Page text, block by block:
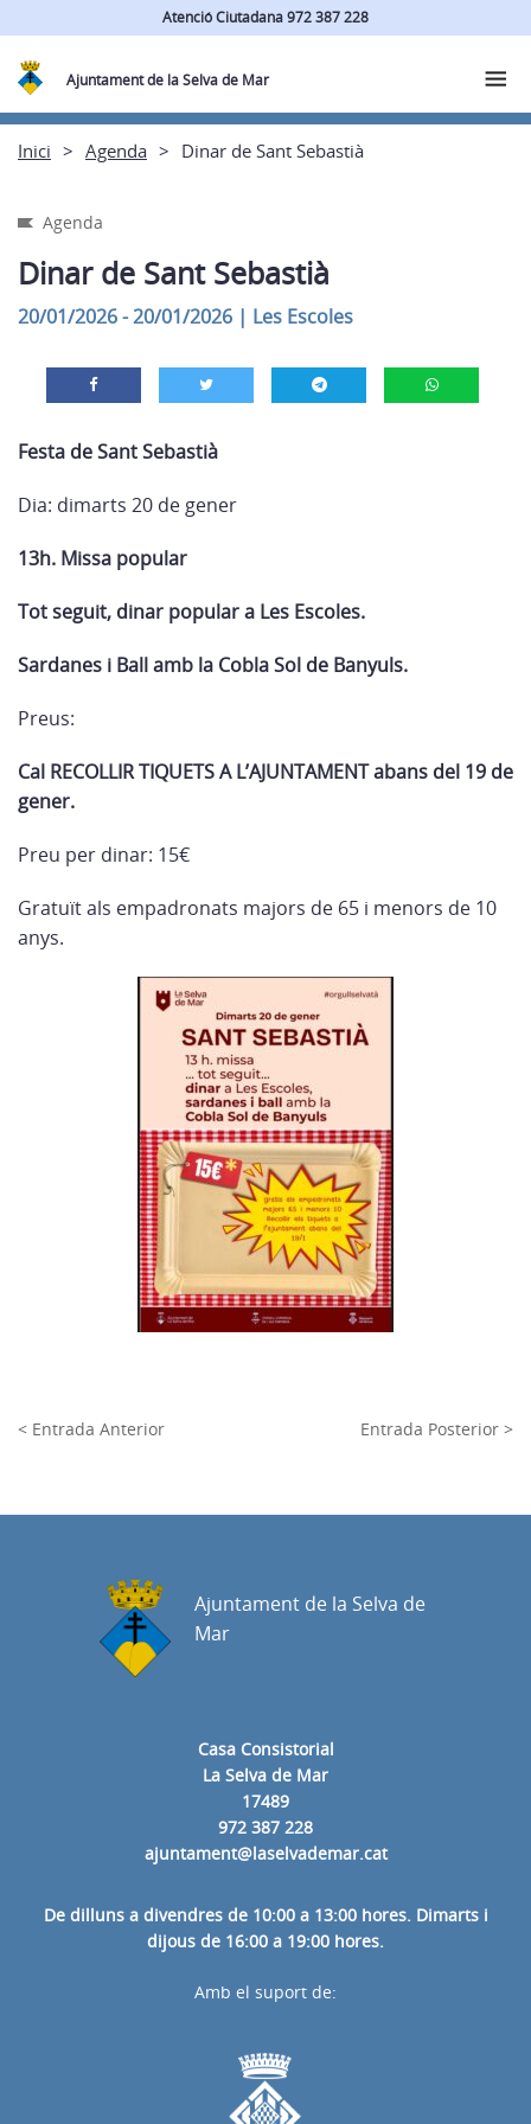
Atenció Ciutadana 972 387 228
Ajuntament de la Selva de Mar
Inici Agenda Dinar de Sant Sebastià
Agenda
Dinar de Sant Sebastià
20/01/2026 - 20/01/2026 | Les Escoles
Festa de Sant Sebastià
Dia: dimarts 20 de gener
13h. Missa popular
Tot seguit, dinar popular a Les Escoles.
Sardanes i Ball amb la Cobla Sol de Banyuls.
Preus:
Cal RECOLLIR TIQUETS A L’AJUNTAMENT abans del 19 de
gener.
Preu per dinar: 15€
Gratuït als empadronats majors de 65 i menors de 10
anys.
< Entrada Anterior Entrada Posterior >
Casa Consistorial
La Selva de Mar
17489
972 387 228
ajuntament@laselvademar.cat
De dilluns a divendres de 10:00 a 13:00 hores. Dimarts i
dijous de 16:00 a 19:00 hores.
Ajuntament de la Selva de
Mar
Amb el suport de: